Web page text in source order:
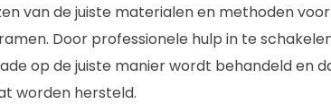
van de juiste materialen en methoden
Door professionele hulp in te
op de juiste manier wordt behandeld en
worden hersteld.